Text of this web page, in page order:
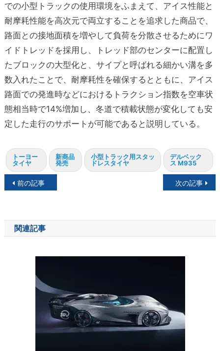
での小型トラックの使用環境をふまえて、アイス性能と
耐摩耗性能を高次元で両立することを追求した商品で、
路面との接地面積を増やして負荷を分散させるためにワ
イドトレッドを採用し、トレッド部のセンターに配置し
たブロックの大型化と、サイプと呼ばれる細かい溝を多
数入れたことで、耐摩耗性を確保するとともに、アイス
路面での発進時などにおけるトラクション指数を空車状
態相当時で14%増加し、冬道で積載状態が変化しても安
定した走行のサポートが可能であると説明している。
トーヨー
タイヤ
新商品
発売
小型トラック用スタッ
ドレスタイヤ
デルベック
ス M935
投
ナ
ビ
前の記事 次の記事
関連記事